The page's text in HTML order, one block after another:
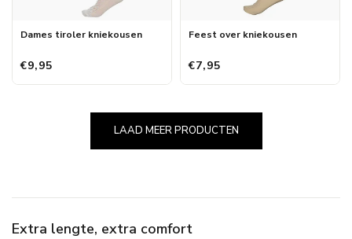
Dames tiroler kniekousen
€9,95
Feest over kniekousen
€7,95
LAAD MEER PRODUCTEN
Extra lengte, extra comfort